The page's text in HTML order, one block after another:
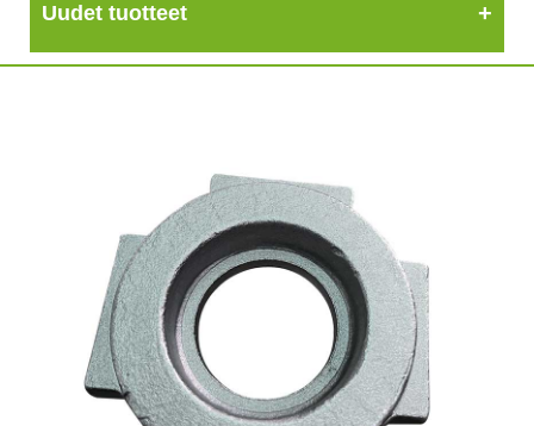
Uudet tuotteet